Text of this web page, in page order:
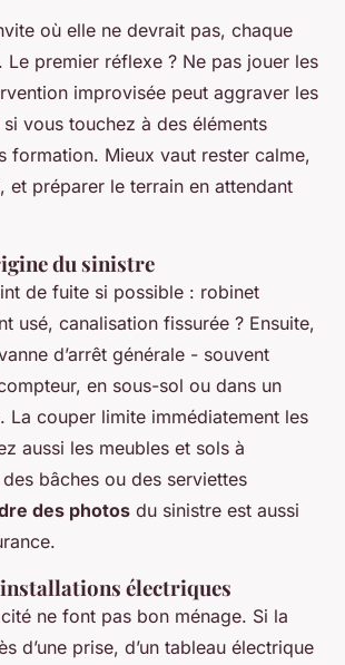
où elle ne devrait pas, chaque
Le premier réflexe ? Ne pas jouer les
improvisée peut aggraver les
vous touchez à des éléments
formation. Mieux vaut rester calme,
et préparer le terrain en attendant
du sinistre
de fuite si possible : robinet
usé, canalisation fissurée ? Ensuite,
d’arrêt générale - souvent
en sous-sol ou dans un
La couper limite immédiatement les
aussi les meubles et sols à
bâches ou des serviettes
des photos du sinistre est aussi
électriques
ne font pas bon ménage. Si la
d’une prise, d’un tableau électrique